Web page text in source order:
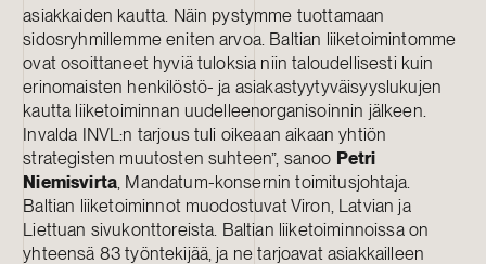
asiakkaiden kautta. Näin pystymme tuottamaan
sidosryhmillemme eniten arvoa. Baltian liiketoimintomme
ovat osoittaneet hyviä tuloksia niin taloudellisesti kuin
erinomaisten henkilöstö- ja asiakastyytyväisyyslukujen
kautta liiketoiminnan uudelleenorganisoinnin jälkeen.
Invalda INVL:n tarjous tuli oikeaan aikaan yhtiön
strategisten muutosten suhteen”, sanoo Petri
Niemisvirta, Mandatum-konsernin toimitusjohtaja.
Baltian liiketoiminnot muodostuvat Viron, Latvian ja
Liettuan sivukonttoreista. Baltian liiketoiminnoissa on
yhteensä 83 työntekijää, ja ne tarjoavat asiakkailleen